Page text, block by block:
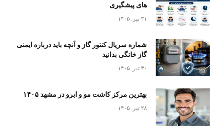
های پیشگیری
۳۱ تیر, ۱۴۰۵
شماره سریال کنتور گاز و آنچه باید درباره ایمنی
گاز خانگی بدانید
۳۰ تیر, ۱۴۰۵
بهترین مرکز کاشت مو و ابرو در مشهد ۱۴۰۵
۲۸ تیر, ۱۴۰۵